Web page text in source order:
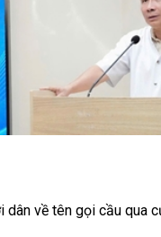
dân về tên gọi cầu qua